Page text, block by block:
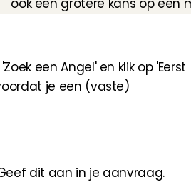
ook een grotere kans op een
een Angel' en klik op 'Eerst
je een (vaste)
dit aan in je aanvraag.